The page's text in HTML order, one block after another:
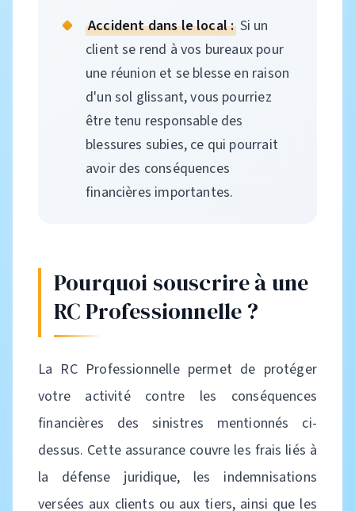
Accident dans le local : Si un
client se rend à vos bureaux pour
une réunion et se blesse en raison
d'un sol glissant, vous pourriez
être tenu responsable des
blessures subies, ce qui pourrait
avoir des conséquences
financières importantes.
Pourquoi souscrire à une
RC Professionnelle ?
La RC Professionnelle permet de protéger
votre activité contre les conséquences
financières des sinistres mentionnés ci-
dessus. Cette assurance couvre les frais liés à
la défense juridique, les indemnisations
versées aux clients ou aux tiers, ainsi que les